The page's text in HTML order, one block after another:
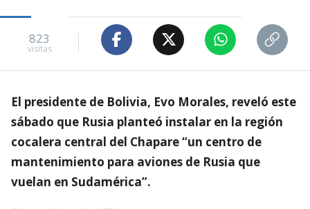
823
visitas
El presidente de Bolivia, Evo Morales, reveló este
sábado que Rusia planteó instalar en la región
cocalera central del Chapare “un centro de
mantenimiento para aviones de Rusia que
vuelan en Sudamérica”.